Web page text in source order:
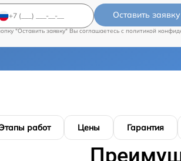
Оставить заявку
"Оставить заявку" Вы соглашаетесь c политикой
работ Цены Гарантия